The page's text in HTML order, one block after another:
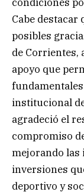
Cabe
posibles
de Corrientes,
apoyo que
institucional
agradeció el
compromiso
mejorando las
inversiones
deportivo y